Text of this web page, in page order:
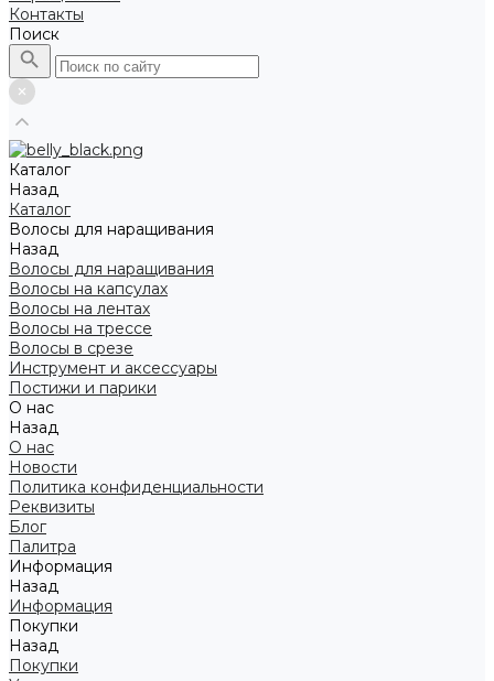
Контакты
Поиск
Каталог
Назад
Каталог
Волосы для наращивания
Назад
Волосы для наращивания
Волосы на капсулах
Волосы на лентах
Волосы на трессе
Волосы в срезе
Инструмент и аксессуары
Постижи и парики
О нас
Назад
О нас
Новости
Политика конфиденциальности
Реквизиты
Блог
Палитра
Информация
Назад
Информация
Покупки
Назад
Покупки